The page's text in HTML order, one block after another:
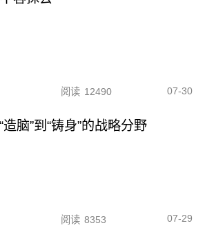
阅读 12490 07-30
脑”到“铸身”的战略分野
阅读 8353 07-29